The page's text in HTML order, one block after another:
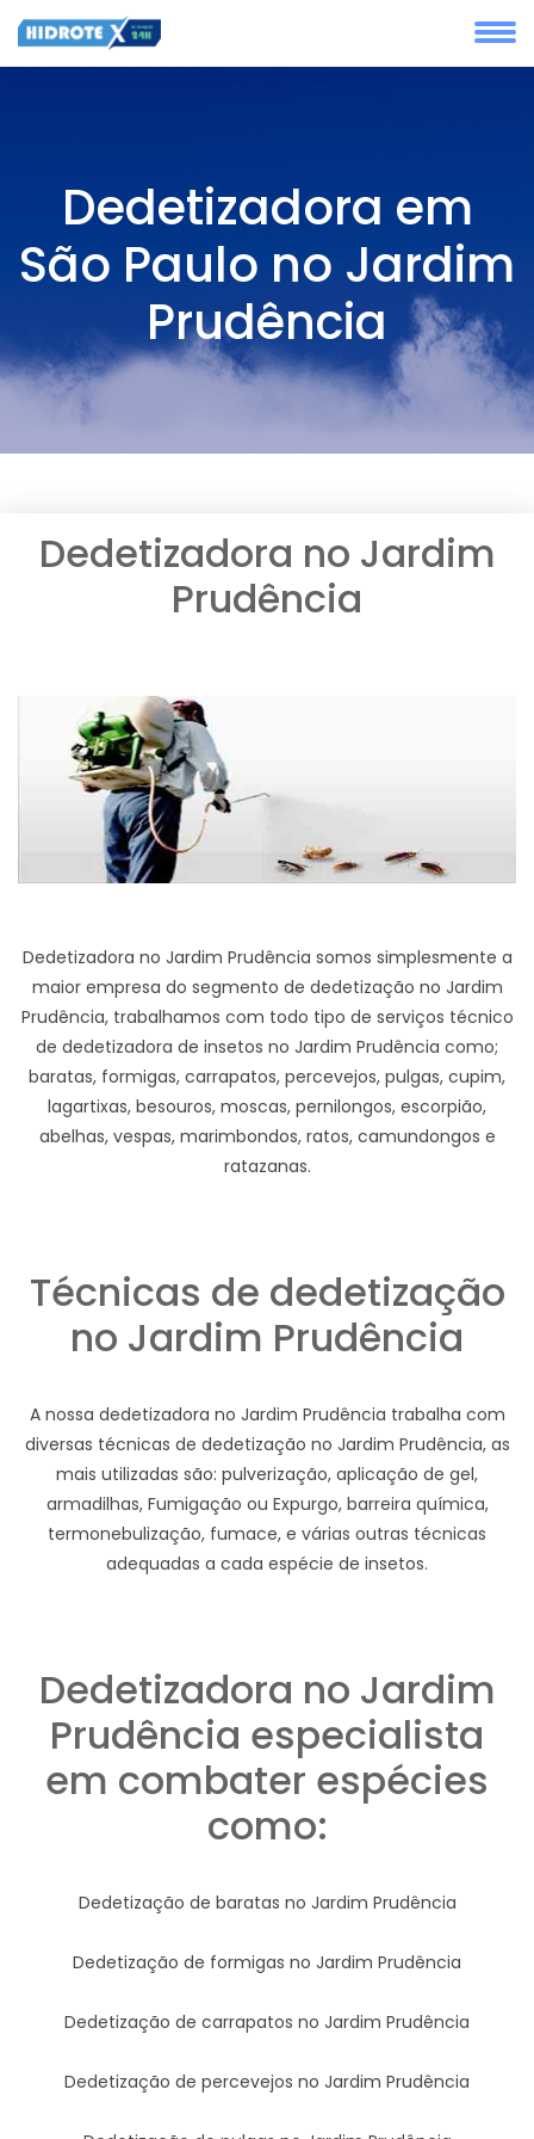
Dedetizadora em
São Paulo no Jardim
Prudência
Dedetizadora no Jardim
Prudência
Dedetizadora no Jardim Prudência somos simplesmente a
maior empresa do segmento de dedetização no Jardim
Prudência, trabalhamos com todo tipo de serviços técnico
de dedetizadora de insetos no Jardim Prudência como;
baratas, formigas, carrapatos, percevejos, pulgas, cupim,
lagartixas, besouros, moscas, pernilongos, escorpião,
abelhas, vespas, marimbondos, ratos, camundongos e
ratazanas.
Técnicas de dedetização
no Jardim Prudência
A nossa dedetizadora no Jardim Prudência trabalha com
diversas técnicas de dedetização no Jardim Prudência, as
mais utilizadas são: pulverização, aplicação de gel,
armadilhas, Fumigação ou Expurgo, barreira química,
termonebulização, fumace, e várias outras técnicas
adequadas a cada espécie de insetos.
Dedetizadora no Jardim
Prudência especialista
em combater espécies
como:
Dedetização de baratas no Jardim Prudência
Dedetização de formigas no Jardim Prudência
Dedetização de carrapatos no Jardim Prudência
Dedetização de percevejos no Jardim Prudência